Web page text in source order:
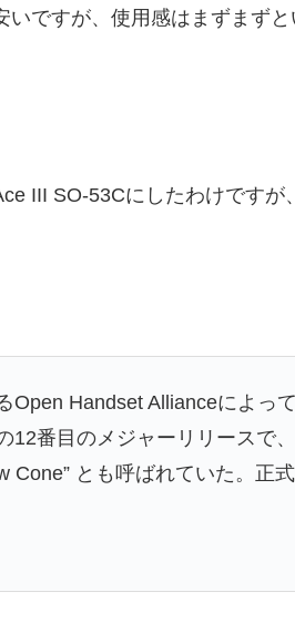
ですが、使用感はまずまず
III SO-53Cにしたわけです
Open Handset Allianceによっ
12番目のメジャーリリースで
Cone” とも呼ばれていた。正